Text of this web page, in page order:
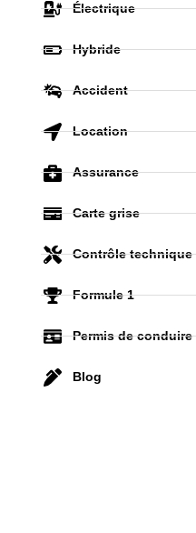
Électrique
Hybride
Accident
Location
Assurance
Carte grise
Contrôle technique
Formule 1
Permis de conduire
Blog